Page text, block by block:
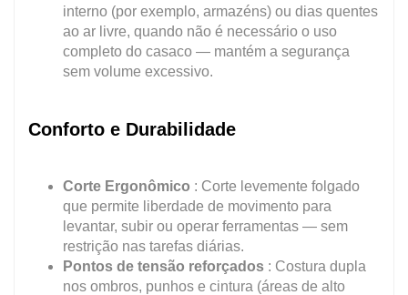
interno (por exemplo, armazéns) ou dias quentes
ao ar livre, quando não é necessário o uso
completo do casaco — mantém a segurança
sem volume excessivo.
Conforto e Durabilidade
Corte Ergonômico : Corte levemente folgado
que permite liberdade de movimento para
levantar, subir ou operar ferramentas — sem
restrição nas tarefas diárias.
Pontos de tensão reforçados : Costura dupla
nos ombros, punhos e cintura (áreas de alto